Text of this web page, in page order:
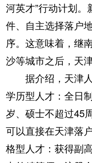
河英才”行动计划
件、自主选择落户
序。这意味着，继
沙等城市之后，天
据介绍，天津人
学历型人才：全日
岁、硕士不超过45
可以直接在天津落
格型人才：获得副